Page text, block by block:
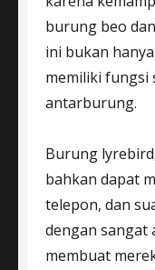
burung beo
ini bukan
memiliki fungsi
antarburung.
Burung
bahkan dapat
telepon, dan
dengan sangat
membuat